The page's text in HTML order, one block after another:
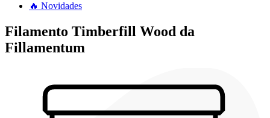
🔥 Novidades
Filamento Timberfill Wood da
Fillamentum